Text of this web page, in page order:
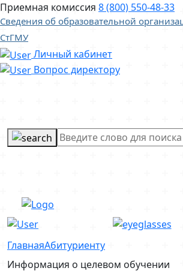
Приемная комиссия 8 (800) 550-48-33
Сведения об образовательной
СтГМУ
Личный кабинет
Вопрос директору
ГлавнаяАбитуриенту
Информация о целевом обучении